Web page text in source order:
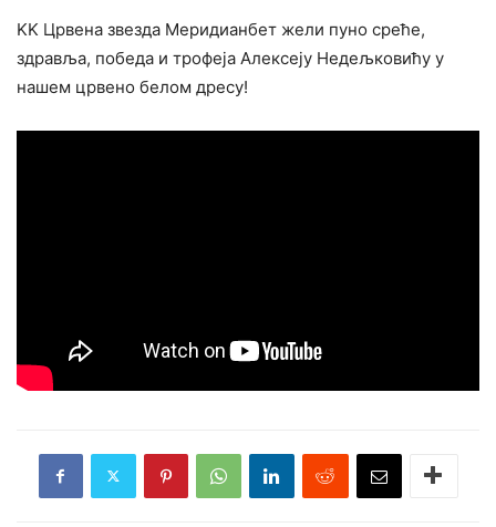
KK Црвена звезда Меридианбет жели пуно среће,
здравља, победа и трофеја Алексеју Недељковићу у
нашем црвено белом дресу!